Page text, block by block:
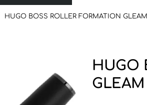
HUGO BOSS ROLLER FORMATION
HUGO
GLEAM